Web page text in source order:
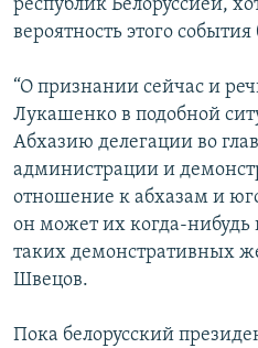
республик Белоруссией,
вероятность этого
“О признании сейчас и
Лукашенко в подобной
Абхазию делегации во
администрации и
отношение к абхазам и
он может их когда-нибудь
таких демонстративных
Швецов.
Пока белорусский